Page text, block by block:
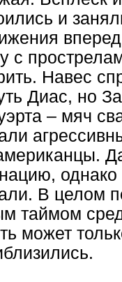
и
с
Навес
Диас, но
– мяч
однако
В целом
таймом
может